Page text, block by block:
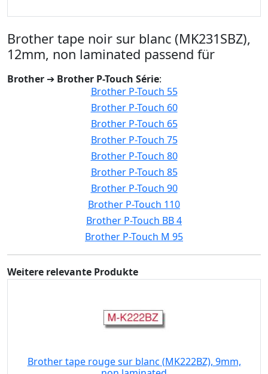
Brother tape noir sur blanc (MK231SBZ),
12mm, non laminated passend für
Brother ➔ Brother P-Touch Série:
Brother P-Touch 55
Brother P-Touch 60
Brother P-Touch 65
Brother P-Touch 75
Brother P-Touch 80
Brother P-Touch 85
Brother P-Touch 90
Brother P-Touch 110
Brother P-Touch BB 4
Brother P-Touch M 95
Weitere relevante Produkte
Brother tape rouge sur blanc (MK222BZ), 9mm,